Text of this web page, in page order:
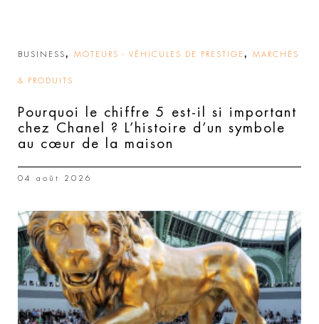
BUSINESS, MOTEURS - VÉHICULES DE PRESTIGE , MARCHÉS
& PRODUITS
Pourquoi le chiffre 5 est-il si important
chez Chanel ? L’histoire d’un symbole
au cœur de la maison
04 août 2026